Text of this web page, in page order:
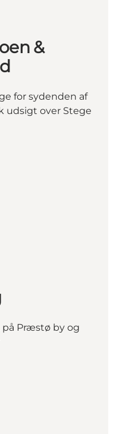
&
for sydenden af
udsigt over Stege
& Koster
& Koster Færgegård
Præstø by og
on_map